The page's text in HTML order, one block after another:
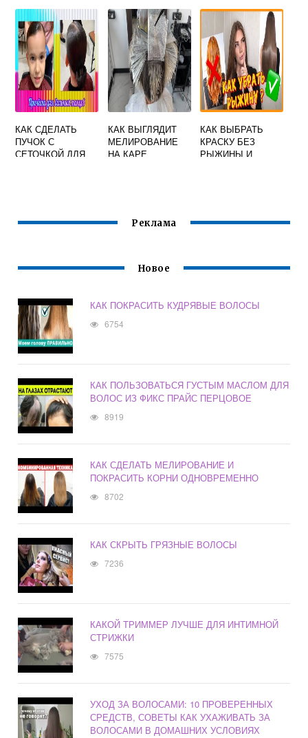
ВОСКОМ
ДЛИННЫЕ
КАК СДЕЛАТЬ
ПУЧОК С
СЕТОЧКОЙ ДЛЯ
КАК ВЫГЛЯДИТ
МЕЛИРОВАНИЕ
НА КАРЕ
КАК ВЫБРАТЬ
КРАСКУ БЕЗ
РЫЖИНЫ И
Реклама
Новое
КАК ПОКРАСИТЬ КУДРЯВЫЕ ВОЛОСЫ
6754
КАК ПОЛЬЗОВАТЬСЯ ГУСТЫМ МАСЛОМ ДЛЯ
ВОЛОС ИЗ ФИКС ПРАЙС ПЕРЦОВОЕ
8919
КАК СДЕЛАТЬ МЕЛИРОВАНИЕ И
ПОКРАСИТЬ КОРНИ ОДНОВРЕМЕННО
8702
КАК СКРЫТЬ ГРЯЗНЫЕ ВОЛОСЫ
7236
КАКОЙ ТРИММЕР ЛУЧШЕ ДЛЯ ИНТИМНОЙ
СТРИЖКИ
7575
УХОД ЗА ВОЛОСАМИ: 10 ПРОВЕРЕННЫХ
СРЕДСТВ, СОВЕТЫ КАК УХАЖИВАТЬ ЗА
ВОЛОСАМИ В ДОМАШНИХ УСЛОВИЯХ